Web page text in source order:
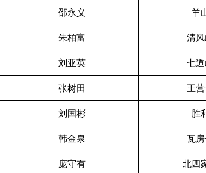
邵永义 羊
朱柏富 清
刘亚英 七
张树田 王
刘国彬 胜
韩金泉 瓦
庞守有 北四